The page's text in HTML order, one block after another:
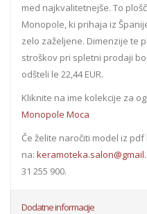
med najkvalitetnejše. To
Monopole, ki prihaja iz
zelo zaželjene. Dimenzije te
stroškov pri spletni prodaji
odšteli le 22,44 EUR.
Kliknite na ime kolekcije za
Monopole Moca
Če želite naročiti model iz
na:
31 255 900.
Dodatne informacije